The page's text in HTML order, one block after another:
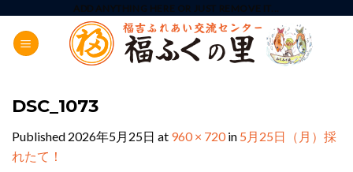
content
ADD ANYTHING HERE OR JUST REMOVE IT...
DSC_1073
Published 2026年5月25日 at 960 × 720in 5月25日（月）採
れたて！